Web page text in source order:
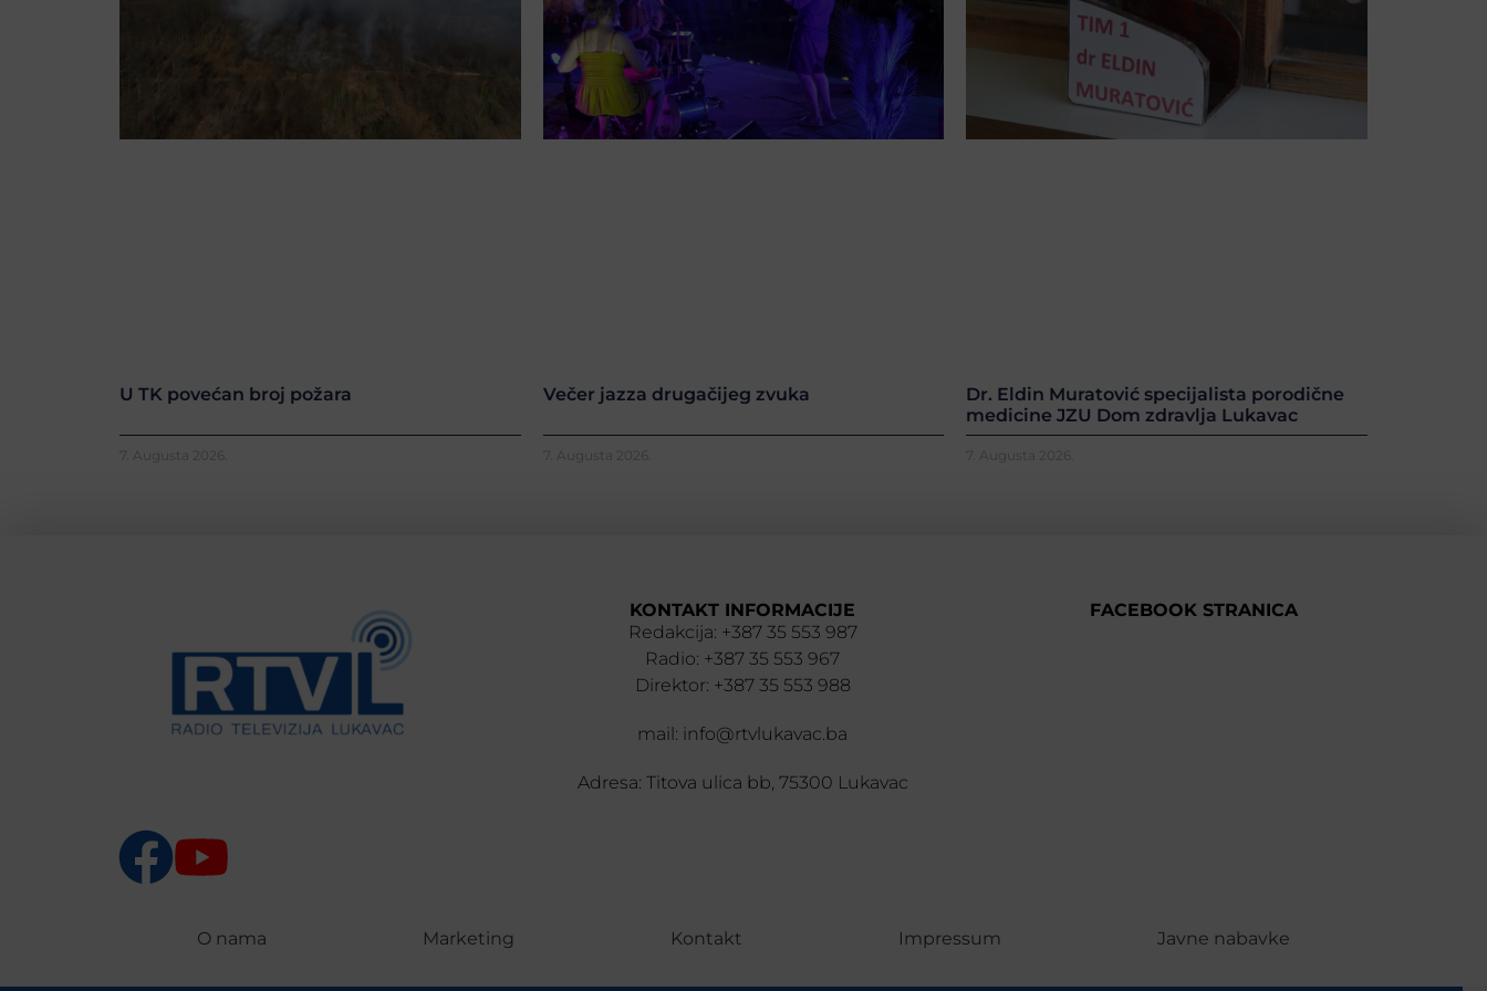
U TK povećan broj požara
7. Augusta 2026.
Večer jazza drugačijeg zvuka
7. Augusta 2026.
Dr. Eldin Muratović specijalista porodične
medicine JZU Dom zdravlja Lukavac
7. Augusta 2026.
KONTAKT INFORMACIJE
Redakcija: +387 35 553 987
Radio: +387 35 553 967
Direktor: +387 35 553 988
mail: info@rtvlukavac.ba
Adresa: Titova ulica bb, 75300 Lukavac
FACEBOOK STRANICA
O nama Marketing Kontakt Impressum Javne nabavke